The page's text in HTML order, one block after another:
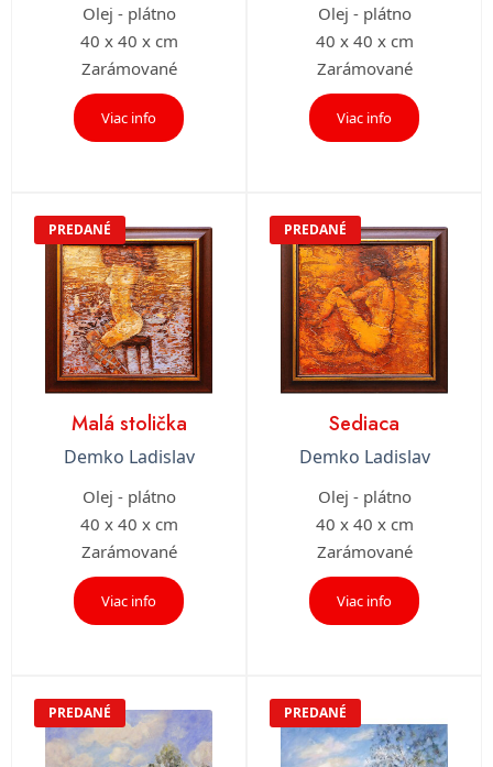
Olej - plátno
40 x 40 x cm
Zarámované
Viac info
Olej - plátno
40 x 40 x cm
Zarámované
Viac info
PREDANÉ
Malá stolička
Demko Ladislav
Olej - plátno
40 x 40 x cm
Zarámované
Viac info
PREDANÉ
Sediaca
Demko Ladislav
Olej - plátno
40 x 40 x cm
Zarámované
Viac info
PREDANÉ PREDANÉ